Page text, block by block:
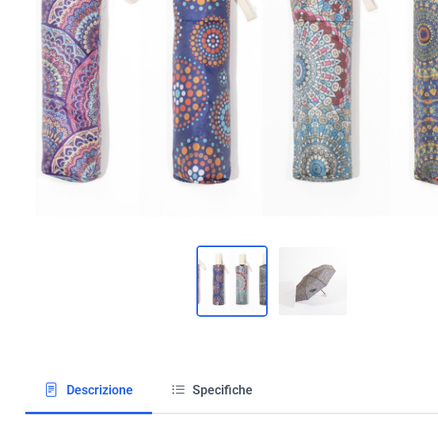
Descrizione Specifiche